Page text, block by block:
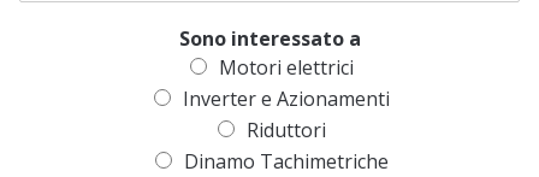
Sono interessato a
Motori elettrici
Inverter e Azionamenti
Riduttori
Dinamo Tachimetriche